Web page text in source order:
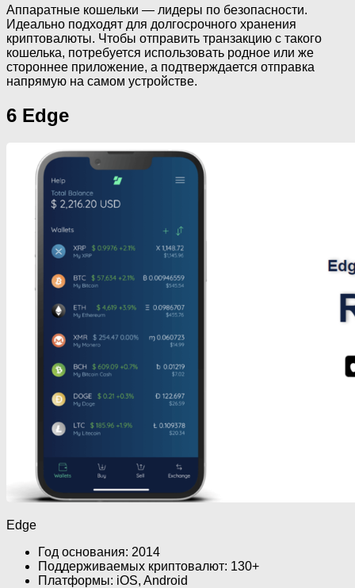
Аппаратные кошельки — лидеры по безопасности.
Идеально подходят для долгосрочного хранения
криптовалюты. Чтобы отправить транзакцию с такого
кошелька, потребуется использовать родное или же
стороннее приложение, а подтверждается отправка
напрямую на самом устройстве.
6 Edge
Edge
Год основания: 2014
Поддерживаемых криптовалют: 130+
Платформы: iOS, Android